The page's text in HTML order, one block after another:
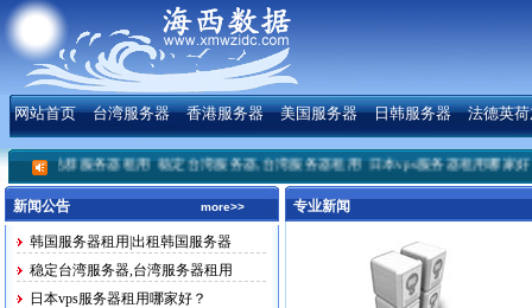
网站首页 台湾服务器 香港服务器 美国服务器 日韩服务器 法德英
国站群服务器租用稳定台湾服务器,台湾服务器租用日本vps服务器租用哪家好？
新闻公告 more>>
韩国服务器租用|出租韩国服务器
稳定台湾服务器,台湾服务器租用
日本vps服务器租用哪家好？
专业新闻